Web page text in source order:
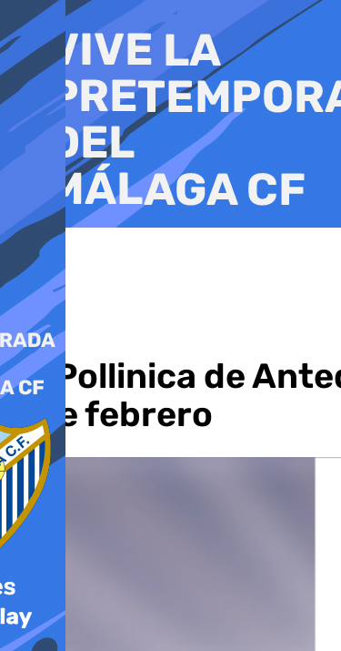
al
contenido
La Pollinica de
9 de febrero